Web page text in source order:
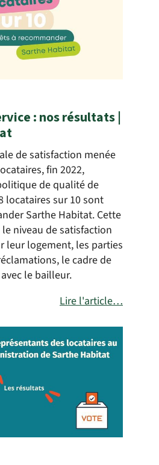
: nos résultats |
de satisfaction menée
fin 2022,
de qualité de
locataires sur 10 sont
Sarthe Habitat. Cette
niveau de satisfaction
leur logement, les parties
le cadre de
le bailleur.
Lire l'article…